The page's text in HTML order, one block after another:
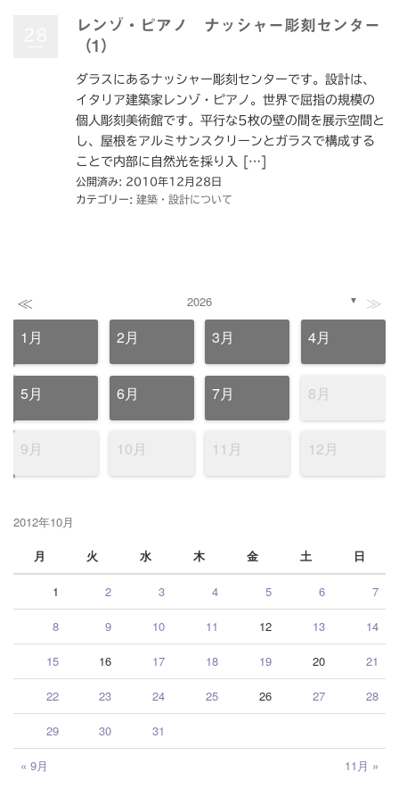
レンゾ・ピアノ ナッシャー彫刻センター
（1）
ダラスにあるナッシャー彫刻センターです。設計は、
イタリア建築家レンゾ・ピアノ。世界で屈指の規模の
個人彫刻美術館です。平行な5枚の壁の間を展示空間と
し、屋根をアルミサンスクリーンとガラスで構成する
ことで内部に自然光を採り入 […]
公開済み: 2010年12月28日
カテゴリー: 建築・設計について
≪ 2026 ▼ ≫
1月 2月 3月 4月
5月 6月 7月 8月
9月 10月 11月 12月
2012年10月
月
火 水 木 金 土 日
« 9月 11月 »
1 2 3 4 5 6 7
8 9 10 11 12 13 14
15 16 17 18 19 20 21
22 23 24 25 26 27 28
29 30 31